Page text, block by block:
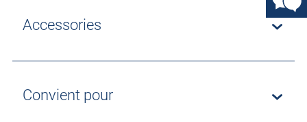
Accessories
Convient pour